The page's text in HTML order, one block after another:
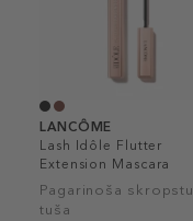
LANCÔME
Lash Idôle Flutter
Extension Mascara
Pagarinoša skropstu
tuša